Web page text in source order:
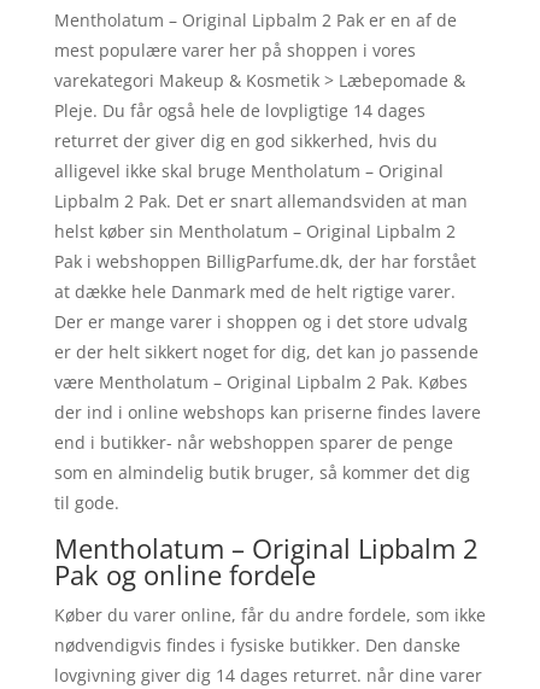
Mentholatum – Original Lipbalm 2 Pak er en af de
mest populære varer her på shoppen i vores
varekategori Makeup & Kosmetik > Læbepomade &
Pleje. Du får også hele de lovpligtige 14 dages
returret der giver dig en god sikkerhed, hvis du
alligevel ikke skal bruge Mentholatum – Original
Lipbalm 2 Pak. Det er snart allemandsviden at man
helst køber sin Mentholatum – Original Lipbalm 2
Pak i webshoppen BilligParfume.dk, der har forstået
at dække hele Danmark med de helt rigtige varer.
Der er mange varer i shoppen og i det store udvalg
er der helt sikkert noget for dig, det kan jo passende
være Mentholatum – Original Lipbalm 2 Pak. Købes
der ind i online webshops kan priserne findes lavere
end i butikker- når webshoppen sparer de penge
som en almindelig butik bruger, så kommer det dig
til gode.
Mentholatum – Original Lipbalm 2
Pak og online fordele
Køber du varer online, får du andre fordele, som ikke
nødvendigvis findes i fysiske butikker. Den danske
lovgivning giver dig 14 dages returret. når dine varer